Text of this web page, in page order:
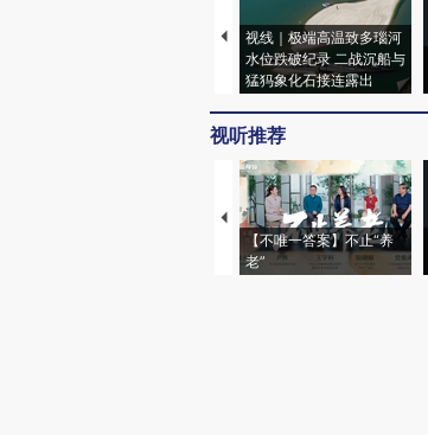
视线｜极端高温致多瑙河
水位跌破纪录 二战沉船与
猛犸象化石接连露出
视听推荐
【不唯一答案】不止“养
老”